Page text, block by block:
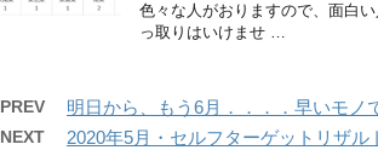
色々な人がおりますので、面白
っ取りはいけませ …
PREV 明日から、もう6月．．．．早いモノ
NEXT 2020年5月・セルフターゲットリザル